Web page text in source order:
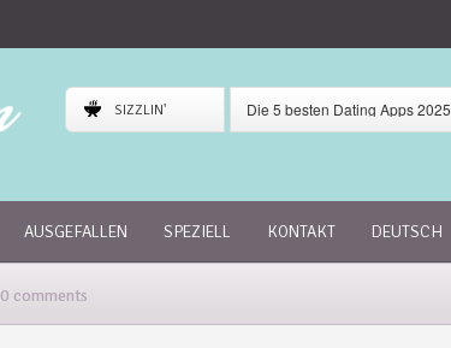
SIZZLIN'
Die 5 besten Dating Apps 2025
Gaudi Dating App Review
AUSGEFALLEN SPEZIELL KONTAKT DEUTSCH
0 comments